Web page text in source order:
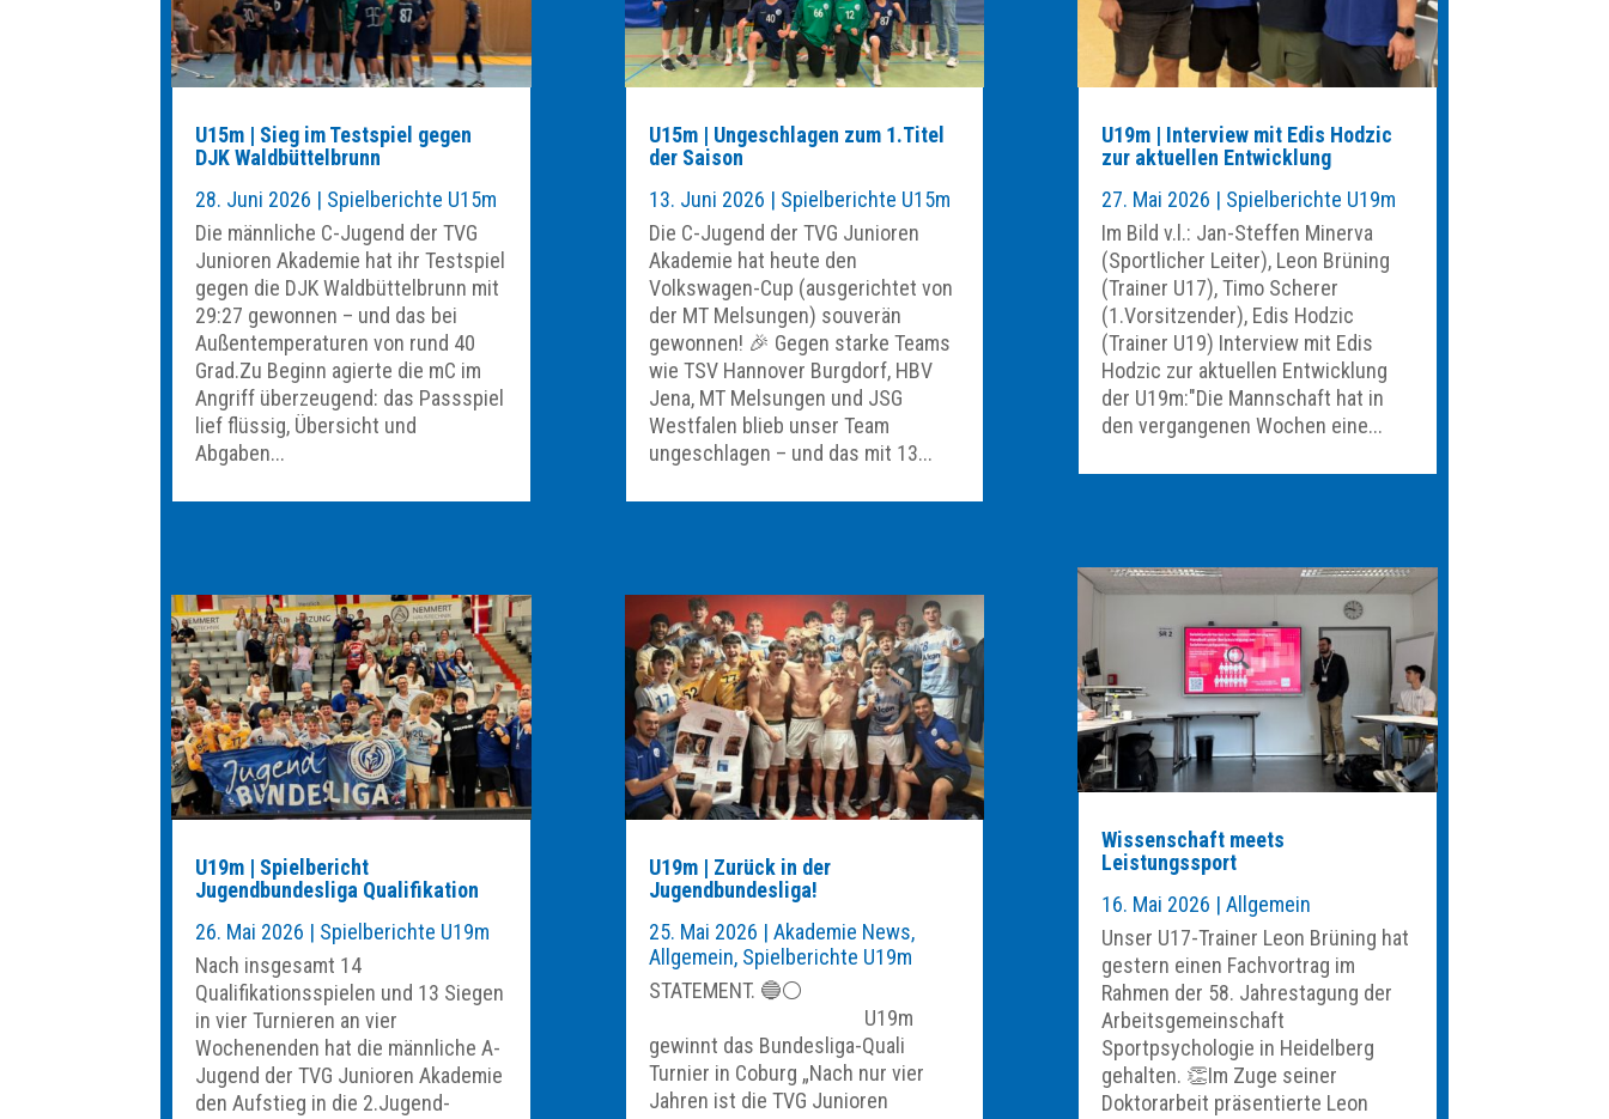
U15m | Sieg im Testspiel gegen
DJK Waldbüttelbrunn
28. Juni 2026 | Spielberichte U15m
Die männliche C-Jugend der TVG
Junioren Akademie hat ihr Testspiel
gegen die DJK Waldbüttelbrunn mit
29:27 gewonnen – und das bei
Außentemperaturen von rund 40
Grad.Zu Beginn agierte die mC im
Angriff überzeugend: das Passspiel
lief flüssig, Übersicht und
Abgaben...
U19m | Spielbericht
Jugendbundesliga Qualifikation
26. Mai 2026 | Spielberichte U19m
Nach insgesamt 14
Qualifikationsspielen und 13 Siegen
in vier Turnieren an vier
Wochenenden hat die männliche A-
Jugend der TVG Junioren Akademie
den Aufstieg in die 2.Jugend-
U15m | Ungeschlagen zum 1.Titel
der Saison
13. Juni 2026 | Spielberichte U15m
Die C-Jugend der TVG Junioren
Akademie hat heute den
Volkswagen-Cup (ausgerichtet von
der MT Melsungen) souverän
gewonnen! 🎉 Gegen starke Teams
wie TSV Hannover Burgdorf, HBV
Jena, MT Melsungen und JSG
Westfalen blieb unser Team
ungeschlagen – und das mit 13...
U19m | Zurück in der
Jugendbundesliga!
25. Mai 2026 | Akademie News,
Allgemein, Spielberichte U19m
STATEMENT. 🔵⚪️
U19m
gewinnt das Bundesliga-Quali
Turnier in Coburg „Nach nur vier
Jahren ist die TVG Junioren
U19m | Interview mit Edis Hodzic
zur aktuellen Entwicklung
27. Mai 2026 | Spielberichte U19m
Im Bild v.l.: Jan-Steffen Minerva
(Sportlicher Leiter), Leon Brüning
(Trainer U17), Timo Scherer
(1.Vorsitzender), Edis Hodzic
(Trainer U19) Interview mit Edis
Hodzic zur aktuellen Entwicklung
der U19m:"Die Mannschaft hat in
den vergangenen Wochen eine...
Wissenschaft meets
Leistungssport
16. Mai 2026 | Allgemein
Unser U17-Trainer Leon Brüning hat
gestern einen Fachvortrag im
Rahmen der 58. Jahrestagung der
Arbeitsgemeinschaft
Sportpsychologie in Heidelberg
gehalten. 👏Im Zuge seiner
Doktorarbeit präsentierte Leon